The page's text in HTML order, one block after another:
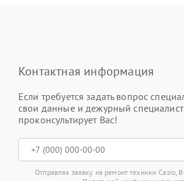
Контактная информация
Если требуется задать вопрос
свои данные и дежурный
проконсультирует Вас!
Отправляя заявку на ремонт техники Casio,